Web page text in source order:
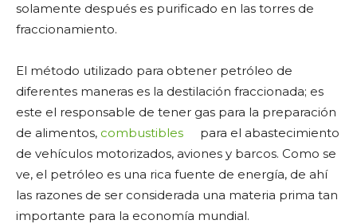
solamente después es purificado en las torres de
fraccionamiento.
El método utilizado para obtener petróleo de
diferentes maneras es la destilación fraccionada; es
este el responsable de tener gas para la preparación
de alimentos, combustibles
para el abastecimiento
de vehículos motorizados, aviones y barcos. Como se
ve, el petróleo es una rica fuente de energía, de ahí
las razones de ser considerada una materia prima tan
importante para la economía mundial.